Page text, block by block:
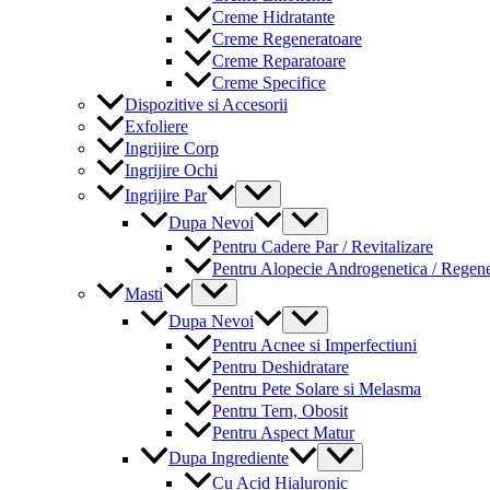
Creme Hidratante
Creme Regeneratoare
Creme Reparatoare
Creme Specifice
Dispozitive si Accesorii
Exfoliere
Ingrijire Corp
Ingrijire Ochi
Ingrijire Par
Menu
Toggle
Dupa Nevoi
Menu
Toggle
Pentru Cadere Par / Revitalizare
Pentru Alopecie Androgenetica /
Masti
Menu
Toggle
Dupa Nevoi
Menu
Toggle
Pentru Acnee si Imperfectiuni
Pentru Deshidratare
Pentru Pete Solare si Melasma
Pentru Tern, Obosit
Pentru Aspect Matur
Dupa Ingrediente
Menu
Toggle
Cu Acid Hialuronic